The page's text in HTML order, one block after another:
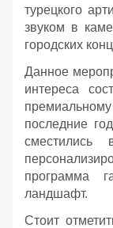
турецкого
звуком в
городских
Данное
интереса
последние
программа
ландшафт.
Стоит